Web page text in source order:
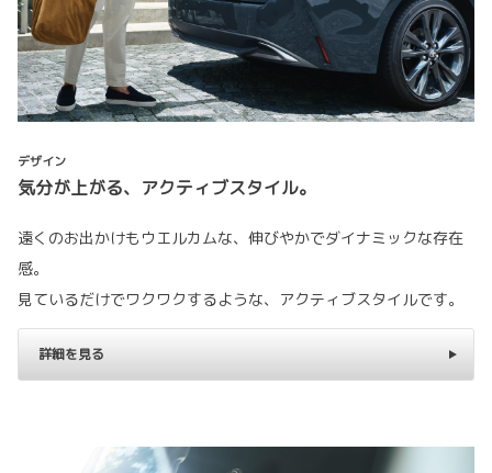
デザイン
気分が上がる、アクティブスタイル。
遠くのお出かけもウエルカムな、伸びやかでダイナミックな存在
感。
見ているだけでワクワクするような、アクティブスタイルです。
詳細を見る